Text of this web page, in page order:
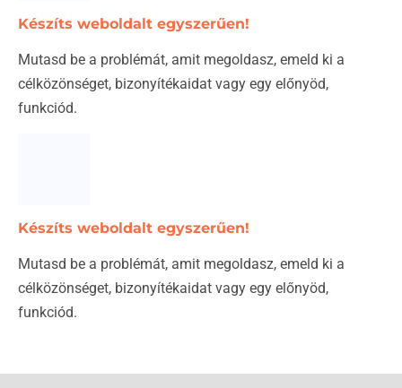
Készíts weboldalt egyszerűen!
Mutasd be a problémát, amit megoldasz, emeld ki a
célközönséget, bizonyítékaidat vagy egy előnyöd,
funkciód.
Készíts weboldalt egyszerűen!
Mutasd be a problémát, amit megoldasz, emeld ki a
célközönséget, bizonyítékaidat vagy egy előnyöd,
funkciód.